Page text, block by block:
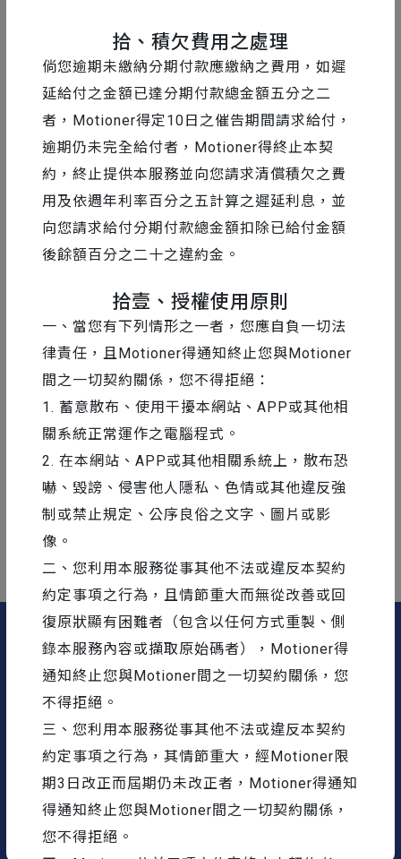
拾、積欠費用之處理
倘您逾期未繳納分期付款應繳納之費用，如遲
延給付之金額已達分期付款總金額五分之二
者，Motioner得定10日之催告期間請求給付，
逾期仍未完全給付者，Motioner得終止本契
約，終止提供本服務並向您請求清償積欠之費
用及依週年利率百分之五計算之遲延利息，並
向您請求給付分期付款總金額扣除已給付金額
後餘額百分之二十之違約金。
拾壹、授權使用原則
一、當您有下列情形之一者，您應自負一切法
律責任，且Motioner得通知終止您與Motioner
間之一切契約關係，您不得拒絕：
1. 蓄意散布、使用干擾本網站、APP或其他相
關系統正常運作之電腦程式。
2. 在本網站、APP或其他相關系統上，散布恐
嚇、毀謗、侵害他人隱私、色情或其他違反強
制或禁止規定、公序良俗之文字、圖片或影
像。
二、您利用本服務從事其他不法或違反本契約
約定事項之行為，且情節重大而無從改善或回
復原狀顯有困難者（包含以任何方式重製、側
錄本服務內容或擷取原始碼者），Motioner得
通知終止您與Motioner間之一切契約關係，您
不得拒絕。
三、您利用本服務從事其他不法或違反本契約
約定事項之行為，其情節重大，經Motioner限
期3日改正而屆期仍未改正者，Motioner得通知
得通知終止您與Motioner間之一切契約關係，
您不得拒絕。
我們將盡快回覆你喔！
看完《Motion Graphics 新手村｜Ai + Ps 超
實用攻略！》覺得意猶未盡 ？
更多二棲知學好課，帶你走進動態設計的大
門！
1. 如果你是對 Ae 基礎工具操作還不熟悉的同學
推薦你加入課程《動態設計全方位！[動畫篇] 實戰入門
此課程的第一章開放免費觀看，可以帶你徹底了解動畫
基本功！
2. 如果你不會畫畫，但想要做好玩的向量插畫設計稿
推薦你加入課程
《動態設計美術必修課｜用幾何概念畫
這堂插畫實戰課將帶你學習多數動態專案都會用到的插
畫類型 Styleframe！
▉ 還有更多《動態設計全面實戰》精彩課程，歡迎大家
與我們一起學習！
Email : info@motioner.tw
2020 motioner © All Rights Reserved.
認識我們 隱私權政策 使用者條款
服務契約
常見問題